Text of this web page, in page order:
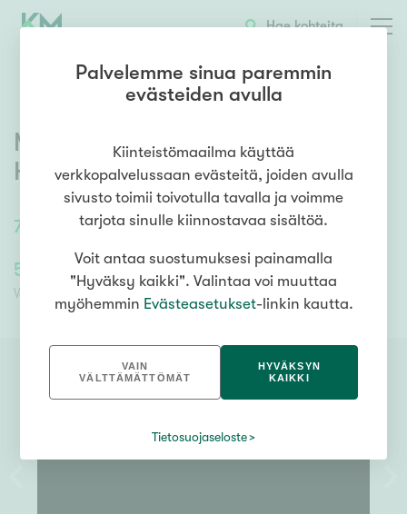
Hae kohteita
78,68 m²/78,68m² 2h, k, wc, kph
Mariankatu 13b,Kruununhaka
Helsinki
545 000,00 €
Velaton hinta
545 000,00 €
Palvelemme sinua paremmin
evästeiden avulla
Kiinteistömaailma käyttää
verkkopalvelussaan evästeitä, joiden avulla
sivusto toimii toivotulla tavalla ja voimme
tarjota sinulle kiinnostavaa sisältöä.
Voit antaa suostumuksesi painamalla
"Hyväksy kaikki". Valintaa voi muuttaa
myöhemmin Evästeasetukset-linkin kautta.
VAIN
VÄLTTÄMÄTTÖMÄT
HYVÄKSYN
KAIKKI
Tietosuojaseloste